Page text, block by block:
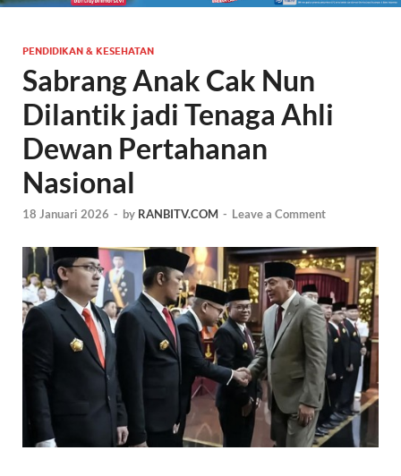
PENDIDIKAN & KESEHATAN
Sabrang Anak Cak Nun
Dilantik jadi Tenaga Ahli
Dewan Pertahanan
Nasional
18 Januari 2026 - by RANBITV.COM - Leave a Comment